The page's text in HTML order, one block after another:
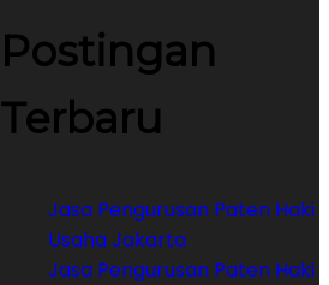
Postingan
Terbaru
Jasa Pengurusan Paten Haki
Usaha Jakarta
Jasa Pengurusan Paten Haki